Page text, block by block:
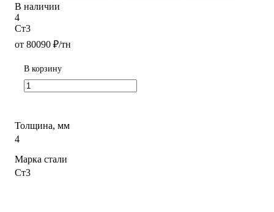
В наличии
4
Ст3
от 80090 ₽/тн
В корзину
Толщина, мм
4
Марка стали
Ст3